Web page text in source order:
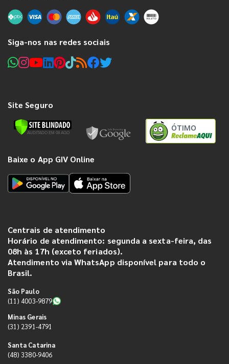
Siga-nos nas redes sociais
Site Seguro
ÓTIMO
Baixe o App GIV Online
Centrais de atendimento
Horário de atendimento: segunda a sexta-feira, das
08h às 17h (exceto feriados).
Atendimento via WhatsApp disponível para todo o
Brasil.
São Paulo
(11) 4003-9879
Minas Gerais
(31) 2391-4791
Santa Catarina
(48) 3380-9406